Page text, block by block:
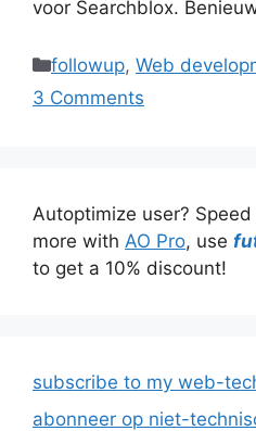
voor Searchblox.
Categories
followup, Web
3 Comments
Autoptimize user?
more with AO Pro, use
to get a 10% discount!
subscribe to my web-
abonneer op niet-